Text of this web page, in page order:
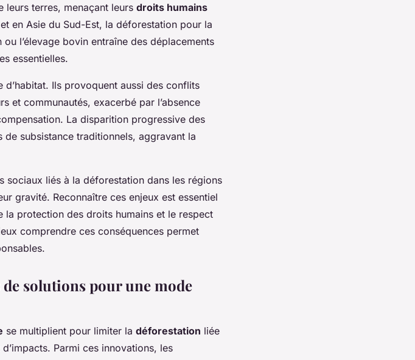
terres, menaçant leurs droits humains
en Asie du Sud-Est, la déforestation pour la
l’élevage bovin entraîne des déplacements
essentielles.
Ils provoquent aussi des conflits
et communautés, exacerbé par l’absence
La disparition progressive des
subsistance traditionnels, aggravant la
sociaux liés à la déforestation dans les régions
gravité. Reconnaître ces enjeux est essentiel
protection des droits humains et le respect
comprendre ces conséquences permet
solutions pour une mode
se multiplient pour limiter la déforestation liée
Parmi ces innovations, les